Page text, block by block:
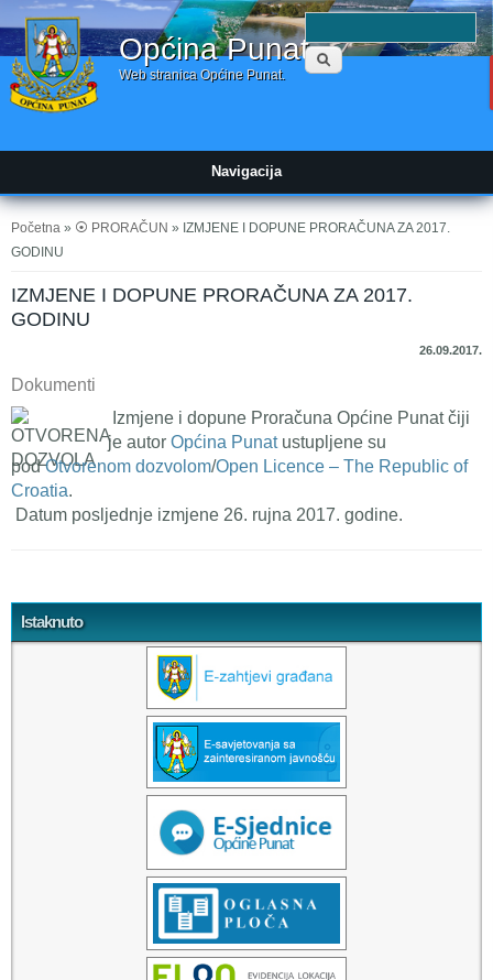
Općina Punat
Web stranica Općine Punat.
pretraživanja
Navigacija
Vi ste ovdje
Početna » ⦿ PRORAČUN » IZMJENE I DOPUNE PRORAČUNA ZA 2017.
GODINU
IZMJENE I DOPUNE PRORAČUNA ZA 2017.
GODINU
26.09.2017.
Dokumenti
Izmjene i dopune Proračuna Općine Punat čiji
je autor Općina Punat ustupljene su
podOtvorenom dozvolom/Open Licence – The Republic of
Croatia.
Datum posljednje izmjene 26. rujna 2017. godine.
Istaknuto